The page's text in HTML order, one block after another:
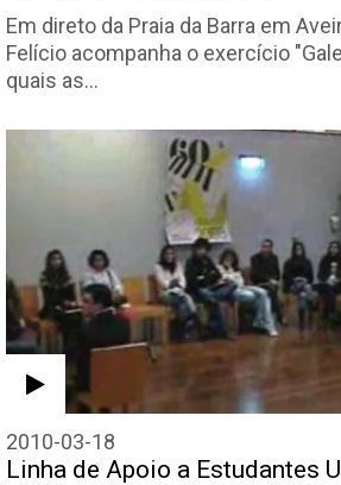
Em direto da Praia da Barra em
Felício acompanha o exercício
quais as…
2010-03-18
Linha de Apoio a Estudantes